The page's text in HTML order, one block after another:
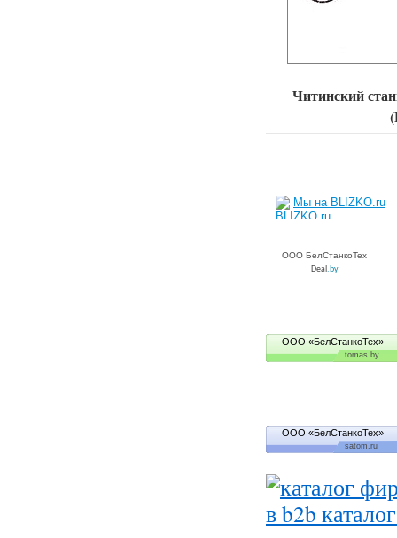
Читинский
Мы на BLIZKO.ru
ООО БелСтанкоТех
Deal.by
ООО «БелСтанкоТех»
tomas.by
ООО «БелСтанкоТех»
satom.ru